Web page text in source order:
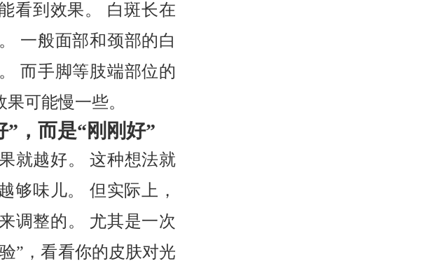
看到效果。 白斑长在
一般面部和颈部的白
而手脚等肢端部位的
可能慢一些。
，而是“刚刚好”
就越好。 这种想法就
够味儿。 但实际上，
调整的。 尤其是一次
”，看看你的皮肤对光